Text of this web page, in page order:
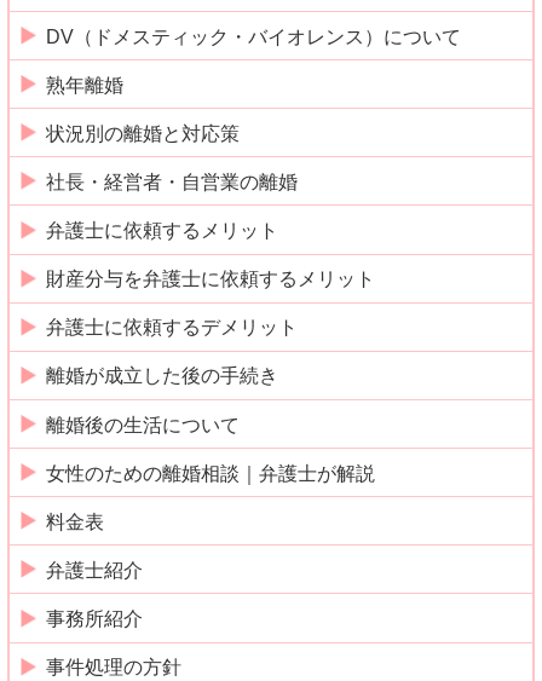
DV（ドメスティック・バイオレンス）について
熟年離婚
状況別の離婚と対応策
社長・経営者・自営業の離婚
弁護士に依頼するメリット
財産分与を弁護士に依頼するメリット
弁護士に依頼するデメリット
離婚が成立した後の手続き
離婚後の生活について
女性のための離婚相談｜弁護士が解説
料金表
弁護士紹介
事務所紹介
事件処理の方針